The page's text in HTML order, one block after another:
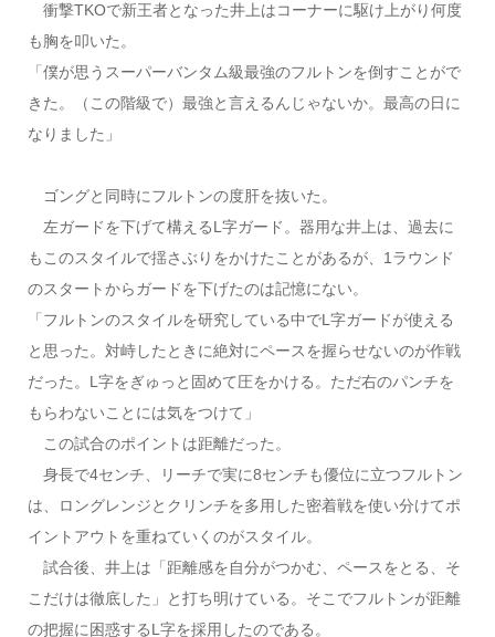
衝撃TKOで新王者となった井上はコーナーに駆け上がり何度
も胸を叩いた。
「僕が思うスーパーバンタム級最強のフルトンを倒すことがで
きた。（この階級で）最強と言えるんじゃないか。最高の日に
なりました」
ゴングと同時にフルトンの度肝を抜いた。
左ガードを下げて構えるL字ガード。器用な井上は、過去に
もこのスタイルで揺さぶりをかけたことがあるが、1ラウンド
のスタートからガードを下げたのは記憶にない。
「フルトンのスタイルを研究している中でL字ガードが使える
と思った。対峙したときに絶対にペースを握らせないのが作戦
だった。L字をぎゅっと固めて圧をかける。ただ右のパンチを
もらわないことには気をつけて」
この試合のポイントは距離だった。
身長で4センチ、リーチで実に8センチも優位に立つフルトン
は、ロングレンジとクリンチを多用した密着戦を使い分けてポ
イントアウトを重ねていくのがスタイル。
試合後、井上は「距離感を自分がつかむ、ペースをとる、そ
こだけは徹底した」と打ち明けている。そこでフルトンが距離
の把握に困惑するL字を採用したのである。